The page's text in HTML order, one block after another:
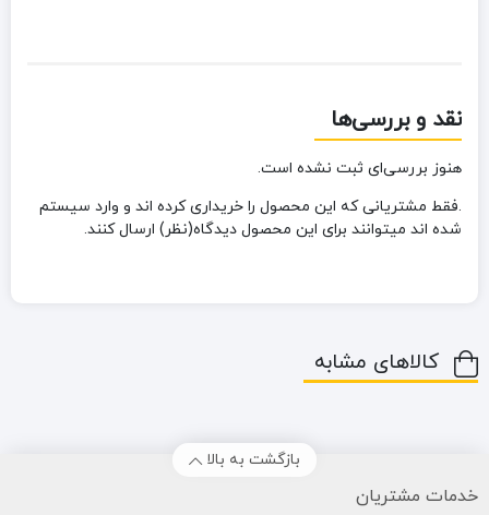
نقد و بررسی‌ها
هنوز بررسی‌ای ثبت نشده است.
.فقط مشتریانی که این محصول را خریداری کرده اند و وارد سیستم
شده اند میتوانند برای این محصول دیدگاه(نظر) ارسال کنند.
کالاهای مشابه
بازگشت به بالا
خدمات مشتریان